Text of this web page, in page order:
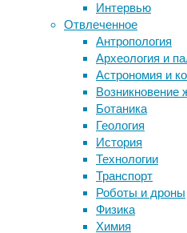
Интервью
Отвлеченное
Антропология
Археология и
Астрономия и
Возникновение
Ботаника
Геология
История
Технологии
Транспорт
Роботы и дроны
Физика
Химия
Солнце.
Наша
звезда
настолько
плотная,
даже
фотоны,
которые
возникают
недрах,
Метки
ДНК бактерии
биотехнология
генетика дети
здоровье
инструменты и
лекарства